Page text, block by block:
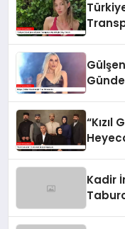
“Kızıl
Kadir